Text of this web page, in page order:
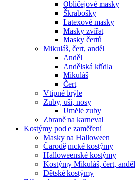
Obličejové masky
Škrabošky
Latexové masky
Masky zvířat
Masky čertů
Mikuláš, čert, anděl
Anděl
Andělská křídla
Mikuláš
Čert
Vtipné brýle
Zuby, uši, nosy
Umělé zuby
Zbraně na karneval
Kostýmy podle zaměření
Masky na Halloween
Čarodějnické kostýmy
Halloweenské kostýmy
Kostýmy Mikuláš, čert, anděl
Dětské kostýmy